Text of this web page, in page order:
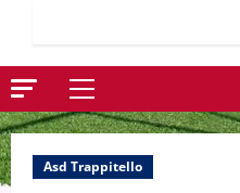
Menu
principale
Asd Trappitello